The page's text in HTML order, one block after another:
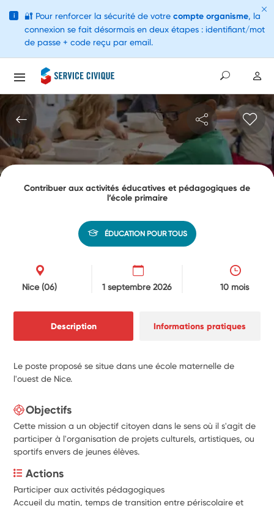
Contribuer aux activités éducatives et pédagogiques de
l’école primaire
ÉDUCATION POUR TOUS
Nice(06) 1 septembre 2026 10 mois
Description Informations pratiques
Le poste proposé se situe dans une école maternelle de
l'ouest de Nice.
Objectifs
Cette mission a un objectif citoyen dans le sens où il s'agit de
participer à l'organisation de projets culturels, artistiques, ou
sportifs envers de jeunes élèves.
Actions
Participer aux activités pédagogiques
Accueil du matin, temps de transition entre périscolaire et
i 🔐 Pour renforcer la sécurité de votre compte organisme, la
connexion se fait désormais en deux étapes : identifiant/mot
de passe + code reçu par email.